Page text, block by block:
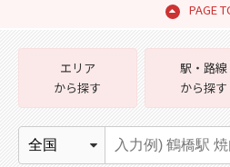
PAGE
エリア
から探す
駅・路線
から探す